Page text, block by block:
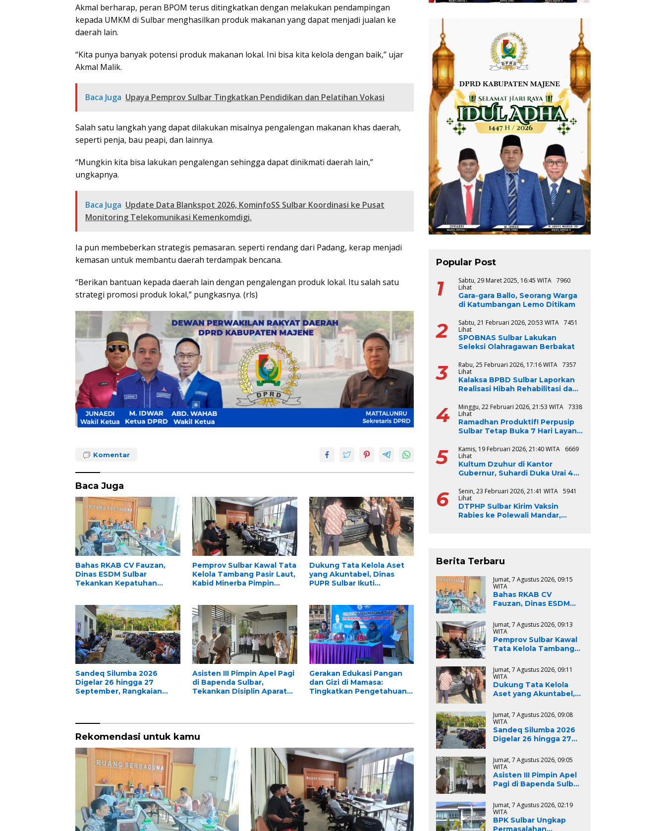
Akmal berharap, peran BPOM terus ditingkatkan dengan melakukan pendampingan
kepada UMKM di Sulbar menghasilkan produk makanan yang dapat menjadi jualan ke
daerah lain.
“Kita punya banyak potensi produk makanan lokal. Ini bisa kita kelola dengan baik,” ujar
Akmal Malik.
Baca Juga Upaya Pemprov Sulbar Tingkatkan Pendidikan dan Pelatihan Vokasi
Salah satu langkah yang dapat dilakukan misalnya pengalengan makanan khas daerah,
seperti penja, bau peapi, dan lainnya.
“Mungkin kita bisa lakukan pengalengan sehingga dapat dinikmati daerah lain,”
ungkapnya.
Baca Juga Update Data Blankspot 2026, KominfoSS Sulbar Koordinasi ke Pusat
Monitoring Telekomunikasi Kemenkomdigi.
Ia pun membeberkan strategis pemasaran. seperti rendang dari Padang, kerap menjadi
kemasan untuk membantu daerah terdampak bencana.
“Berikan bantuan kepada daerah lain dengan pengalengan produk lokal. Itu salah satu
strategi promosi produk lokal,” pungkasnya. (rls)
Komentar
Baca Juga
Bahas RKAB CV Fauzan,
Dinas ESDM Sulbar
Tekankan Kepatuhan
Pemprov Sulbar Kawal Tata
Kelola Tambang Pasir Laut,
Kabid Minerba Pimpin
Dukung Tata Kelola Aset
yang Akuntabel, Dinas
PUPR Sulbar Ikuti
dan Penghapusan
Sandeq Silumba 2026
Digelar 26 hingga 27
September, Rangkaian
Asisten III Pimpin Apel Pagi
di Bapenda Sulbar,
Tekankan Disiplin Aparatur
Gerakan Edukasi Pangan
dan Gizi di Mamasa:
Tingkatkan Pengetahuan
Rekomendasi untuk kamu
Popular Post
1 Sabtu, 29 Maret 2025, 16:45 WITA
7960
Lihat
Gara-gara Ballo, Seorang Warga
di Katumbangan Lemo Ditikam
2 Sabtu, 21 Februari 2026, 20:53 WITA
7451
Lihat
SPOBNAS Sulbar Lakukan
Seleksi Olahragawan Berbakat
3 Rabu, 25 Februari 2026, 17:16 WITA
7357
Lihat
Kalaksa BPBD Sulbar Laporkan
Realisasi Hibah Rehabilitasi dan
2024-2025, Capai 100 Persen
4 Minggu, 22 Februari 2026, 21:53 WITA
7338
Lihat
Ramadhan Produktif! Perpusip
Sulbar Tetap Buka 7 Hari Layani
5 Kamis, 19 Februari 2026, 21:40 WITA
6669
Lihat
Kultum Dzuhur di Kantor
Gubernur, Suhardi Duka Urai 4
6 Senin, 23 Februari 2026, 21:41 WITA
5941
Lihat
DTPHP Sulbar Kirim Vaksin
Rabies ke Polewali Mandar,
Berita Terbaru
Jumat, 7 Agustus 2026, 09:15
WITA
Bahas RKAB CV
Fauzan, Dinas ESDM
Kepatuhan Regulasi
dan Kelestarian
Lingkungan
Jumat, 7 Agustus 2026, 09:13
WITA
Pemprov Sulbar Kawal
Tata Kelola Tambang
Minerba Pimpin Rapat
RKAB PT. Kulaka Jaya
Perkasa
Jumat, 7 Agustus 2026, 09:11
WITA
Dukung Tata Kelola
Aset yang Akuntabel,
Pemeriksaan Fisik BMD
untuk Persiapan
Lelang dan
Penghapusan
Jumat, 7 Agustus 2026, 09:08
WITA
Sandeq Silumba 2026
Digelar 26 hingga 27
HUT Sulbar
Jumat, 7 Agustus 2026, 09:05
WITA
Asisten III Pimpin Apel
Pagi di Bapenda Sulbar,
Aparatur Sipil Negara
Jumat, 7 Agustus 2026, 02:19
WITA
BPK Sulbar Ungkap
Permasalahan